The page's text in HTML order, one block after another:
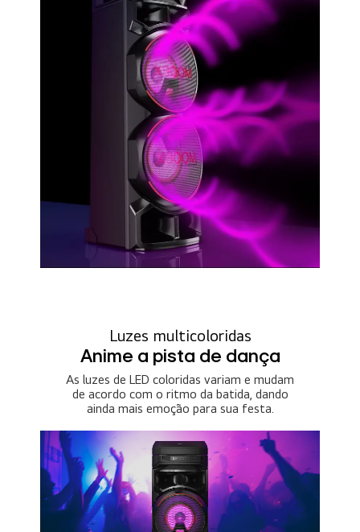
Luzes multicoloridas
Anime a pista de dança
As luzes de LED coloridas variam e mudam
de acordo com o ritmo da batida, dando
ainda mais emoção para sua festa.